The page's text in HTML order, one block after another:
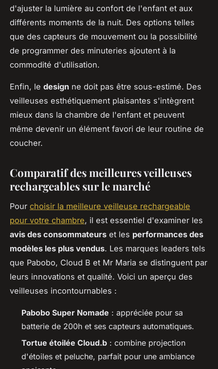
d'ajuster la lumière au confort de l'enfant et aux
différents moments de la nuit. Des options telles
que des capteurs de mouvement ou la possibilité
de programmer des minuteries ajoutent à la
commodité d'utilisation.
Enfin, le design ne doit pas être sous-estimé. Des
veilleuses esthétiquement plaisantes s'intègrent
mieux dans la chambre de l'enfant et peuvent
même devenir un élément favori de leur routine de
coucher.
Comparatif des meilleures veilleuses
rechargeables sur le marché
Pour choisir la meilleure veilleuse rechargeable
pour votre chambre, il est essentiel d'examiner les
avis des consommateurs et les performances des
modèles les plus vendus. Les marques leaders tels
que Pabobo, Cloud B et Mr Maria se distinguent par
leurs innovations et qualité. Voici un aperçu des
veilleuses incontournables :
Pabobo Super Nomade : appréciée pour sa
batterie de 200h et ses capteurs automatiques.
Tortue étoilée Cloud.b : combine projection
d'étoiles et peluche, parfait pour une ambiance